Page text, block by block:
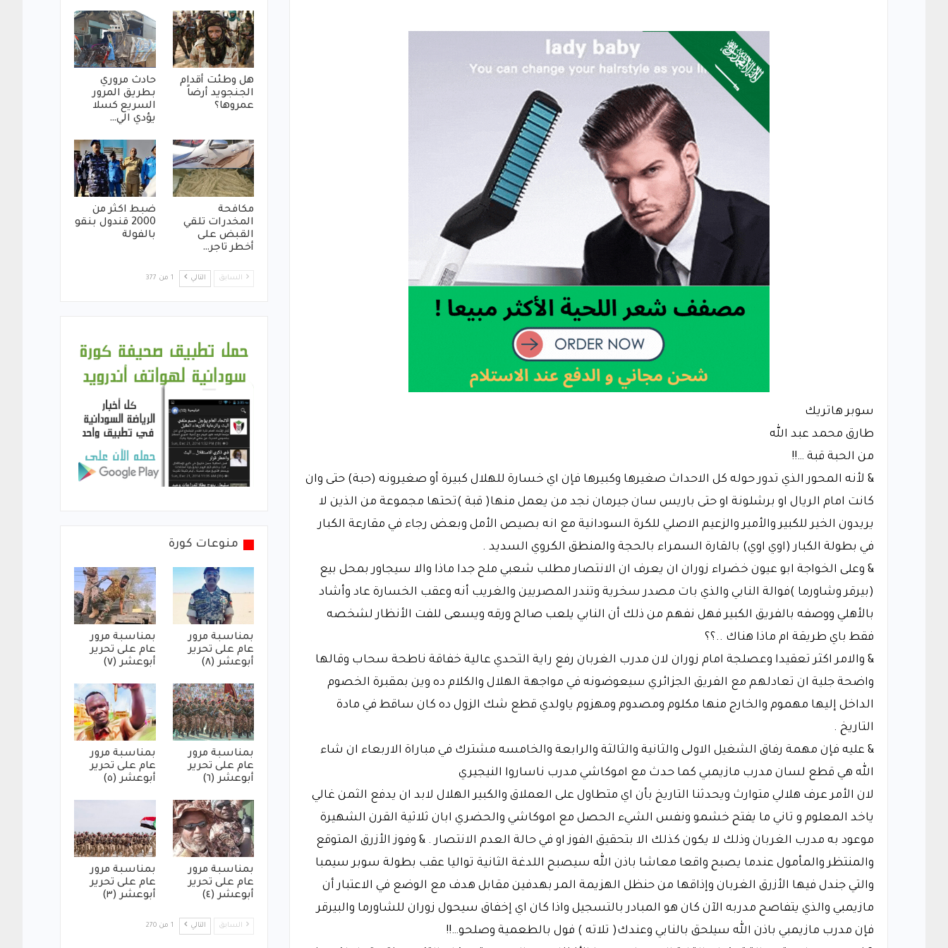
سوبر هاتريك
طارق محمد عبد الله
من الحبة قبة …!!
& لأنه المحور الذي تدور حوله كل الاحداث صغيرها وكبيرها فإن اي خسارة للهلال كبيرة أو صغيرونه (حبة) حتى وان
كانت امام الريال او برشلونة او حتى باريس سان جيرمان نجد من يعمل منها( قبة )تحتها مجموعة من الذين لا
يريدون الخير للكبير والأمير والزعيم الاصلي للكرة السودانية مع انه بصيص الأمل وبعض رجاء في مقارعة الكبار
في بطولة الكبار (اوي اوي) بالقارة السمراء بالحجة والمنطق الكروي السديد .
& وعلى الخواجة ابو عيون خضراء زوران ان يعرف ان الانتصار مطلب شعبي ملح جدا ماذا والا سيجاور بمحل بيع
(بيرقر وشاورما )فوالة النابي والذي بات مصدر سخرية وتندر المصريين والغريب أنه وعقب الخسارة عاد وأشاد
بالأهلي ووصفه بالفريق الكبير فهل نفهم من ذلك أن النابي يلعب صالح ورقه ويسعى للفت الأنظار لشخصه
فقط باي طريقة ام ماذا هناك ..؟؟
& والامر اكثر تعقيدا وعصلجة امام زوران لان مدرب الغربان رفع راية التحدي عالية خفاقة ناطحة سحاب وقالها
واضحة جلية ان تعادلهم مع الفريق الجزائري سيعوضونه في مواجهة الهلال والكلام ده وين بمقبرة الخصوم
الداخل إليها مهموم والخارج منها مكلوم ومصدوم ومهزوم ياولدي قطع شك الزول ده كان ساقط في مادة
التاريخ .
& عليه فإن مهمة رفاق الشغيل الاولى والثانية والثالثة والرابعة والخامسه مشترك في مباراة الاربعاء ان شاء
الله هي قطع لسان مدرب مازيمبي كما حدث مع اموكاشي مدرب ناساروا النيجيري
لان الأمر عرف هلالي متوارث ويحدثنا التاريخ بأن اي متطاول على العملاق والكبير الهلال لابد ان يدفع الثمن غالي
ياخد المعلوم و تاني ما يفتح خشمو ونفس الشيء الحصل مع اموكاشي والحضري ابان ثلاثية القرن الشهيرة
موعود به مدرب الغربان وذلك لا يكون كذلك الا بتحقيق الفوز او في حالة العدم الانتصار . & وفوز الأزرق المتوقع
والمنتظر والمأمول عندما يصبح واقعا معاشا باذن الله سيصبح اللدغة الثانية تواليا عقب بطولة سوبر سيمبا
والتي جندل فيها الأزرق الغربان وإذاقها من حنظل الهزيمة المر بهدفين مقابل هدف مع الوضع في الاعتبار أن
مازيمبي والذي يتفاصح مدربه الآن كان هو المبادر بالتسجيل واذا كان اي إخفاق سيحول زوران للشاورما والبيرقر
فإن مدرب مازيمبي باذن الله سيلحق بالنابي وعندك( تلاته ) فول بالطعمية وصلحو…!!
هل وطئت أقدام
الجنجويد أرضاً
عمروها؟
حادث مروري
بطريق المرور
السريع كسلا
يؤدي الي…
مكافحة
المخدرات تلقي
القبض على
أخطر تاجر…
ضبط اكثر من
2000 قندول بنقو
بالفولة
السابق التالي 1 من 377
منوعات كورة
بمناسبة مرور
عام على تحرير
أبوعشر (٨)
بمناسبة مرور
عام على تحرير
أبوعشر (٧)
بمناسبة مرور
عام على تحرير
أبوعشر (٦)
بمناسبة مرور
عام على تحرير
أبوعشر (٥)
بمناسبة مرور
عام على تحرير
أبوعشر (٤)
بمناسبة مرور
عام على تحرير
أبوعشر (٣)
السابق التالي 1 من 270